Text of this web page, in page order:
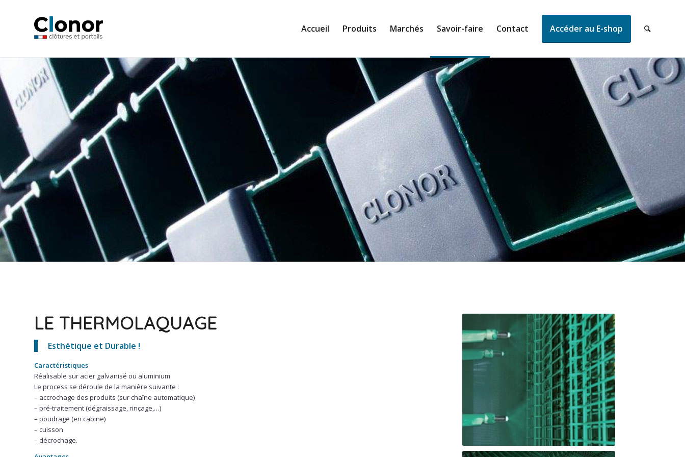
Accueil Produits Marchés Savoir-faire Contact Accéder au E-shop
LE THERMOLAQUAGE
Esthétique et Durable !
Caractéristiques
Réalisable sur acier galvanisé ou aluminium.
Le process se déroule de la manière suivante :
– accrochage des produits (sur chaîne automatique)
– pré-traitement (dégraissage, rinçage,…)
– poudrage (en cabine)
– cuisson
– décrochage.